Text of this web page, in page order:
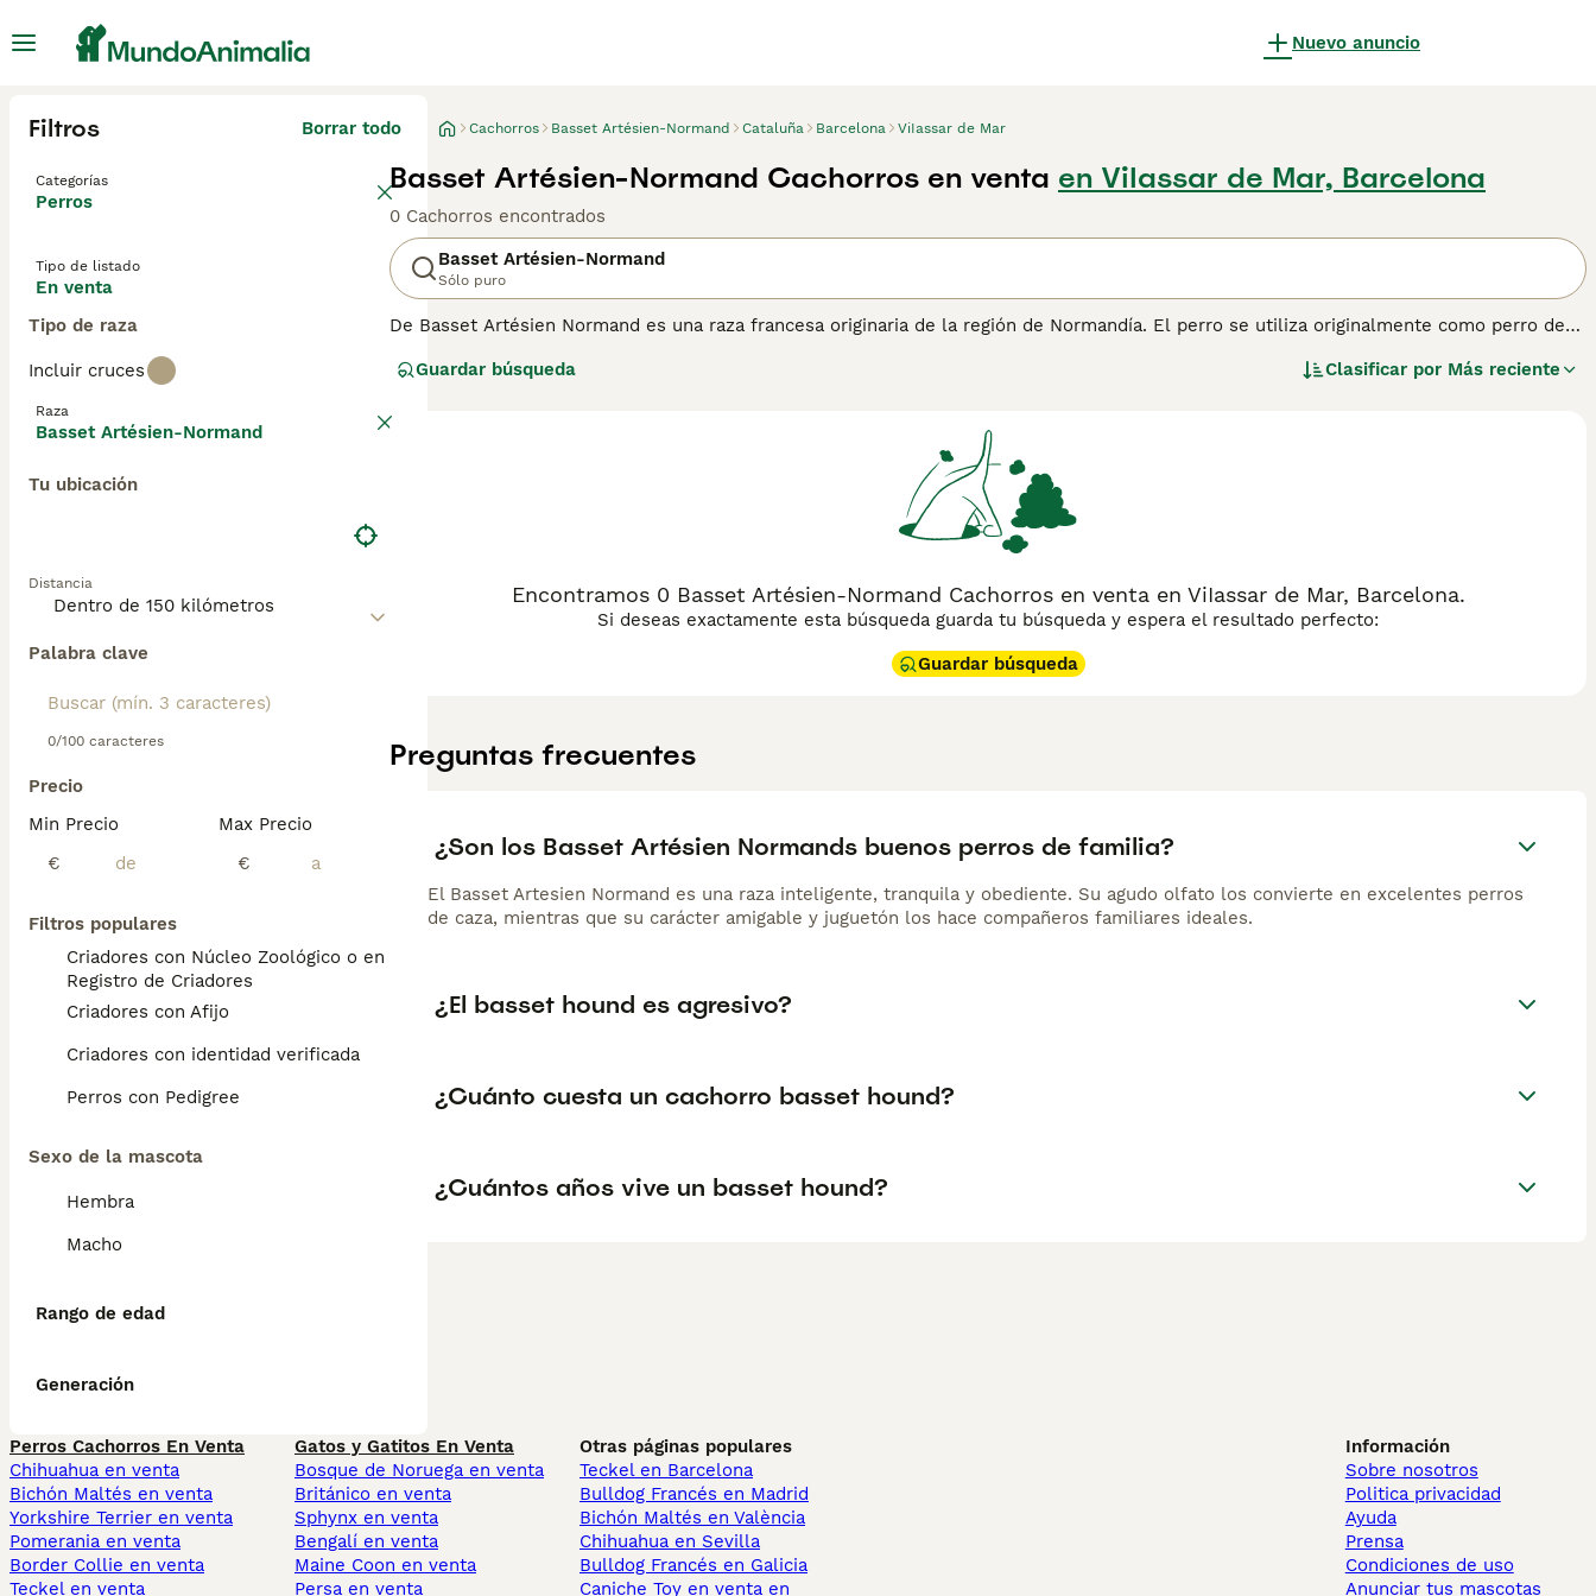
Nuevo anuncio
Filtros Borrar todo
Categorías
Perros
Tipo de listado
En venta
Tipo de raza
Incluir cruces
Raza
Basset Artésien-Normand
Tu ubicación
Distancia
Palabra clave
0/100 caracteres
Precio
Min Precio
€
Max Precio
€
Filtros populares
Criadores con Núcleo Zoológico o en el
Registro de Criadores
Criadores con Afijo
Criadores con identidad verificada
Perros con Pedigree
Sexo de la mascota
Hembra
Macho
Rango de edad
Generación
Cachorros Basset Artésien-Normand Cataluña Barcelona ViIassar de Mar
Basset Artésien-Normand Cachorros en venta en ViIassar de Mar, Barcelona
0 Cachorros encontrados
Basset Artésien-Normand
Sólo puro
De Basset Artésien Normand es una raza francesa originaria de la región de Normandía. El perro se utiliza originalmente como perro de
perro se utiliza principalmente para la caza de liebres y conejos, ya sea solo o en jauría. Consulta nuestra página de consejos sobre el
Guardar búsqueda Clasificar por Más reciente
Encontramos 0 Basset Artésien-Normand Cachorros en venta en ViIassar de Mar, Barcelona.
Si deseas exactamente esta búsqueda guarda tu búsqueda y espera el resultado perfecto:
Guardar búsqueda
Preguntas frecuentes
¿Son los Basset Artésien Normands buenos perros de familia?
El Basset Artesien Normand es una raza inteligente, tranquila y obediente. Su agudo olfato los convierte en excelentes perros
de caza, mientras que su carácter amigable y juguetón los hace compañeros familiares ideales.
¿El basset hound es agresivo?
¿Cuánto cuesta un cachorro basset hound?
¿Cuántos años vive un basset hound?
Perros Cachorros En Venta
Chihuahua en venta
Bichón Maltés en venta
Yorkshire Terrier en venta
Pomerania en venta
Border Collie en venta
Teckel en venta
Gatos y Gatitos En Venta
Bosque de Noruega en venta
Británico en venta
Sphynx en venta
Bengalí en venta
Maine Coon en venta
Persa en venta
Otras páginas populares
Teckel en Barcelona
Bulldog Francés en Madrid
Bichón Maltés en València
Chihuahua en Sevilla
Bulldog Francés en Galicia
Caniche Toy en venta en
Información
Sobre nosotros
Politica privacidad
Ayuda
Prensa
Condiciones de uso
Anunciar tus mascotas